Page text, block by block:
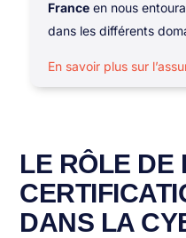
Franceen nous
dans les différents
En savoir plus sur
LE RÔLE DE
DANS LA